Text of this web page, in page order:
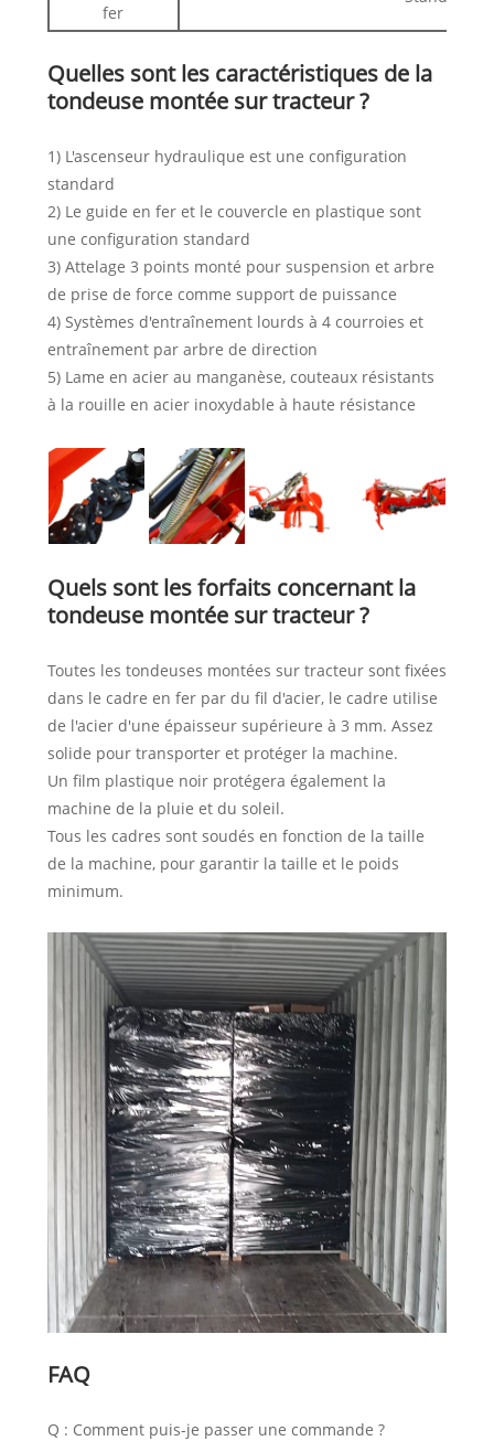
fer
Quelles sont les caractéristiques de la
tondeuse montée sur tracteur ?
1) L'ascenseur hydraulique est une configuration
standard
2) Le guide en fer et le couvercle en plastique sont
une configuration standard
3) Attelage 3 points monté pour suspension et arbre
de prise de force comme support de puissance
4) Systèmes d'entraînement lourds à 4 courroies et
entraînement par arbre de direction
5) Lame en acier au manganèse, couteaux résistants
à la rouille en acier inoxydable à haute résistance
Quels sont les forfaits concernant la
tondeuse montée sur tracteur ?
Toutes les tondeuses montées sur tracteur sont fixées
dans le cadre en fer par du fil d'acier, le cadre utilise
de l'acier d'une épaisseur supérieure à 3 mm. Assez
solide pour transporter et protéger la machine.
Un film plastique noir protégera également la
machine de la pluie et du soleil.
Tous les cadres sont soudés en fonction de la taille
de la machine, pour garantir la taille et le poids
minimum.
FAQ
Q : Comment puis-je passer une commande ?